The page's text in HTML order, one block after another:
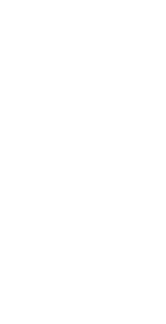
ואלה סופגים
בהחלט, ורעשי
בעוצמה נמוכה. אלה, יחד עם
לרקסטון
ההגה מעט ארוך,
ברורה מתי
בולטות שתי
— אבל הוא מציע